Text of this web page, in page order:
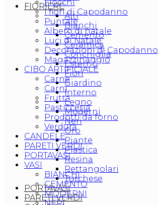
FIORIERE
Alti
Bianchi
Cemento
Ceramica
Conchiglia
Esterno
Fiori
Giardino
Interno
Legno
Moderni
Neri
Oro
Piante
Plastica
Resina
Rettangolari
Turchese
PORTAVASI
PARETI VERDI
Fiocchi
I fiori di Capodanno
Puntale
Albero di natale
Luci di Natale
Decorazioni di Capodanno
Magazzinaggio
CIBO ARTIFICIALE
Carne
Carni
Frutta
Pasticceria
Prodotti da forno
Verdura
CANDELE
PARETI VERDI
PORTAVASI
VASI
BIANCHI
CEMENTO
MODERNI